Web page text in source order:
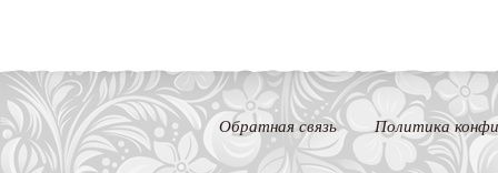
Обратная связь Политика